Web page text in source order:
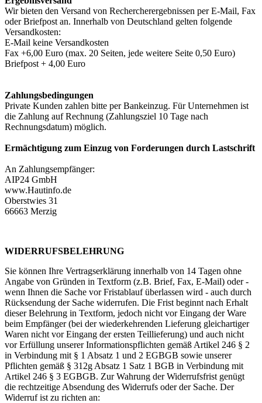
Wir bieten den Versand von Rechercherergebnissen per E-Mail, Fax
oder Briefpost an. Innerhalb von Deutschland gelten folgende
Versandkosten:
E-Mail keine Versandkosten
Fax +6,00 Euro (max. 20 Seiten, jede weitere Seite 0,50 Euro)
Briefpost + 4,00 Euro
Zahlungsbedingungen
Private Kunden zahlen bitte per Bankeinzug. Für Unternehmen ist
die Zahlung auf Rechnung (Zahlungsziel 10 Tage nach
Rechnungsdatum) möglich.
Ermächtigung zum Einzug von Forderungen durch Lastschrift
An Zahlungsempfänger:
AIP24 GmbH
www.Hautinfo.de
Oberstwies 31
66663 Merzig
WIDERRUFSBELEHRUNG
Sie können Ihre Vertragserklärung innerhalb von 14 Tagen ohne
Angabe von Gründen in Textform (z.B. Brief, Fax, E-Mail) oder -
wenn Ihnen die Sache vor Fristablauf überlassen wird - auch durch
Rücksendung der Sache widerrufen. Die Frist beginnt nach Erhalt
dieser Belehrung in Textform, jedoch nicht vor Eingang der Ware
beim Empfänger (bei der wiederkehrenden Lieferung gleichartiger
Waren nicht vor Eingang der ersten Teillieferung) und auch nicht
vor Erfüllung unserer Informationspflichten gemäß Artikel 246 § 2
in Verbindung mit § 1 Absatz 1 und 2 EGBGB sowie unserer
Pflichten gemäß § 312g Absatz 1 Satz 1 BGB in Verbindung mit
Artikel 246 § 3 EGBGB. Zur Wahrung der Widerrufsfrist genügt
die rechtzeitige Absendung des Widerrufs oder der Sache. Der
Widerruf ist zu richten an: